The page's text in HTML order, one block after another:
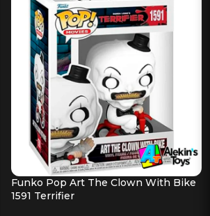
Funko Pop Art The Clown With Bike
1591 Terrifier